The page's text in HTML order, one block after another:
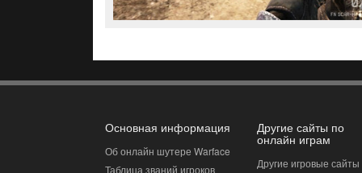
Основная информация
Об онлайн шутере Warface
Таблица званий игроков
Другие сайты по
онлайн играм
Другие игровые сайты